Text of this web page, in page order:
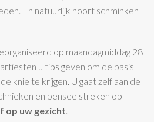
En natuurlijk hoort schminken
op maandagmiddag 28
artiesten u tips geven om de basis
knie te krijgen. U gaat zelf aan de
en penseelstreken op
op uw gezicht